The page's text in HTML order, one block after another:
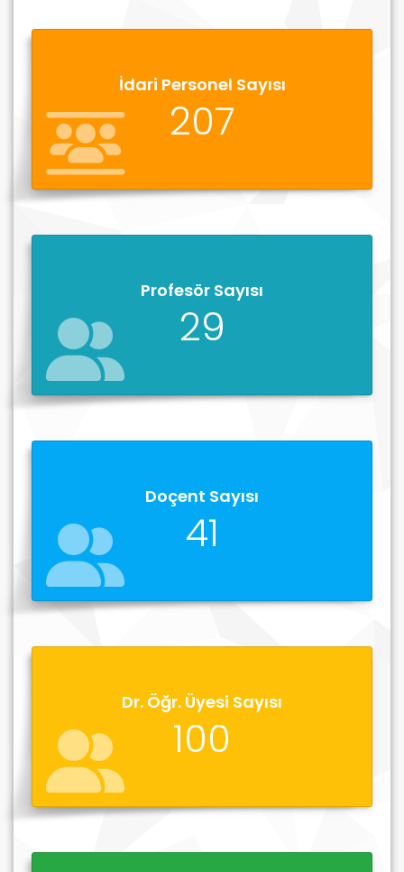
İdari Personel Sayısı
207
Profesör Sayısı
29
Doçent Sayısı
41
Dr. Öğr. Üyesi Sayısı
100